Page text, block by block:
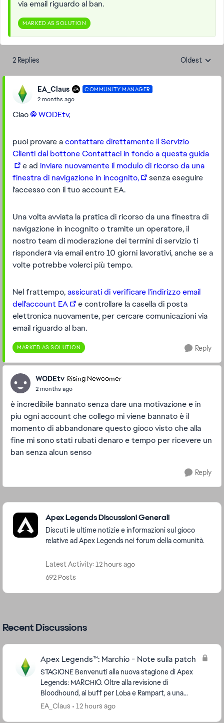
via email riguardo al ban.
MARKED AS SOLUTION
2 Replies Replies
Oldest
EA_Claus COMMUNITY MANAGER
2 months ago
Ciao WODEtv​,
puoi provare acontattare direttamente il Servizio
Clienti dal bottone Contattaci in fondo a questa guida
e ad inviare nuovamente il modulo di ricorso da una
finestra di navigazione in incognito,
senza eseguire
l'accesso con il tuo account EA.
Una volta avviata la pratica di ricorso da una finestra di
navigazione in incognito o tramite un operatore, il
nostro team di moderazione dei termini di servizio ti
risponderà via email entro 10 giorni lavorativi, anche se a
volte potrebbe volerci più tempo.
Nel frattempo,assicurati di verificare l'indirizzo email
dell'account EA
e controllare la casella di posta
elettronica nuovamente, per cercare comunicazioni via
email riguardo al ban.
MARKED AS SOLUTION Reply
WODEtv Rising Newcomer
2 months ago
è incredibile bannato senza dare una motivazione e in
piu ogni account che collego mi viene bannato è il
momento di abbandonare questo gioco visto che alla
fine mi sono stati rubati denaro e tempo per ricevere un
ban senza alcun senso
Reply
Featured Places
Apex Legends Discussioni Generali
Discuti le ultime notizie e informazioni sul gioco
relative ad Apex Legends nei forum della comunità.
Latest Activity: 12 hours ago
692 Posts
Recent Discussions
Apex Legends™: Marchio - Note sulla patch
STAGIONE Benvenuti alla nuova stagione di Apex
Legends: MARCHIO. Oltre alla revisione di
Bloodhound, ai buff per Loba e Rampart, a una
riorganizzazione dei sistemi delle armi energetiche
EA_Claus 12 hours ago